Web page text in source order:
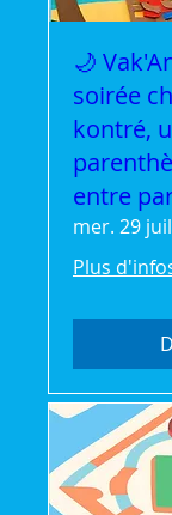
🌙
soirée
kontré,
entre
mer. 29
Plus